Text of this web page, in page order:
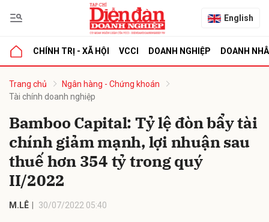
English
CHÍNH TRỊ - XÃ HỘI VCCI DOANH NGHIỆP DOANH
Trang chủ
Ngân hàng - Chứng khoán
Tài chính doanh nghiệp
Bamboo Capital: Tỷ lệ đòn bẩy tài
chính giảm mạnh, lợi nhuận sau
thuế hơn 354 tỷ trong quý
II/2022
M.LÊ 30/07/2022 05:40
luận